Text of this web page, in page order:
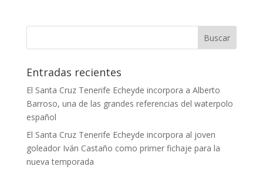
Entradas recientes
El Santa Cruz Tenerife Echeyde incorpora a Alberto
Barroso, una de las grandes referencias del waterpolo
español
El Santa Cruz Tenerife Echeyde incorpora al joven
goleador Iván Castaño como primer fichaje para la
nueva temporada